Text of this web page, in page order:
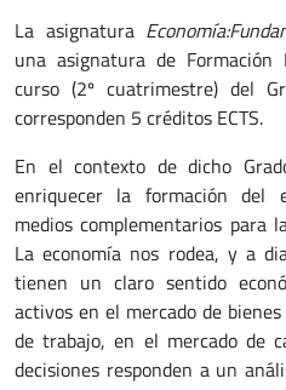
La asignatura
una asignatura de
curso (2º cuatrimestre) del
corresponden 5 créditos ECTS.
En el contexto de dicho
enriquecer la formación del
medios complementarios para
La economía nos rodea, y a
tienen un claro sentido
activos en el mercado de
de trabajo, en el mercado de
decisiones responden a un